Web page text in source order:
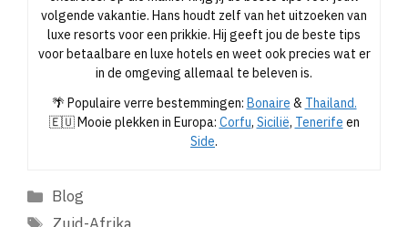
volgende vakantie. Hans houdt zelf van het uitzoeken van
luxe resorts voor een prikkie. Hij geeft jou de beste tips
voor betaalbare en luxe hotels en weet ook precies wat er
in de omgeving allemaal te beleven is.
🌴 Populaire verre bestemmingen: Bonaire & Thailand.
🇪🇺 Mooie plekken in Europa: Corfu, Sicilië, Tenerife en
Side.
Categorieën
Blog
Tags